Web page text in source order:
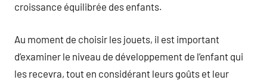
croissance équilibrée des enfants.
Au moment de choisir les jouets, il est important
d’examiner le niveau de développement de l’enfant qui
les recevra, tout en considérant leurs goûts et leur